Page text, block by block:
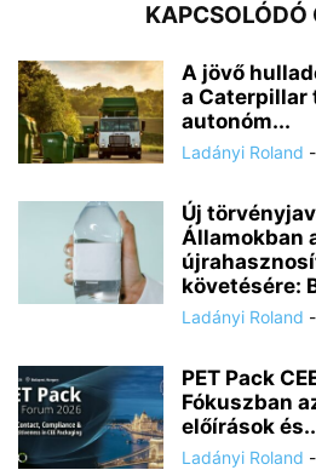
KAPCSOLÓDÓ
A jövő
a Caterpillar
autonóm...
Ladányi Roland -
Új
Államokban
követésére:
Ladányi Roland -
PET Pack
Fókuszban
előírások
Ladányi Roland -